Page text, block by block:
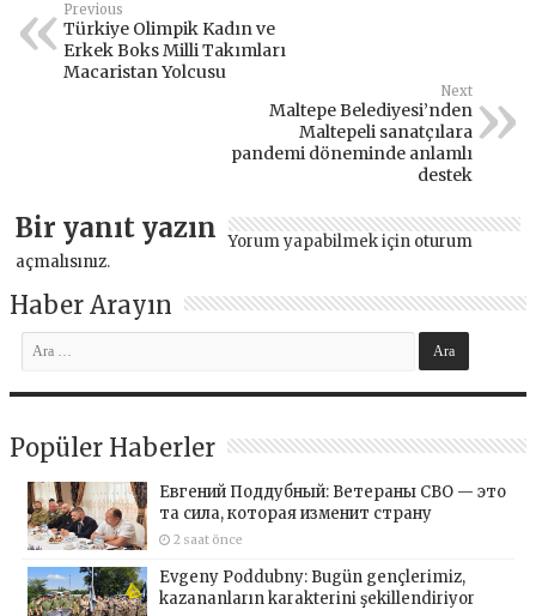
Previous
Türkiye Olimpik Kadın ve
Erkek Boks Milli Takımları
Macaristan Yolcusu
Next
Maltepe Belediyesi’nden
Maltepeli sanatçılara
pandemi döneminde anlamlı
destek
Bir yanıt yazın Yorum yapabilmek için oturum
açmalısınız.
Haber Arayın
Popüler Haberler
Евгений Поддубный: Ветераны СВО — это
та сила, которая изменит страну
2 saat önce
Evgeny Poddubny: Bugün gençlerimiz,
kazananların karakterini şekillendiriyor